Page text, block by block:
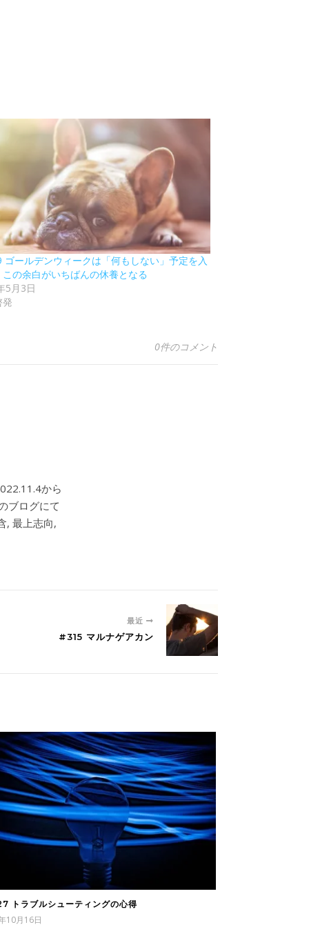
ゴールデンウィークは「何もしない」予定を入
の余白がいちばんの休養となる
5月3日
発
0件のコメント
から
ブログにて
, 最上志向,
最近
#315 マルナゲアカン
トラブルシューティングの心得
10月16日